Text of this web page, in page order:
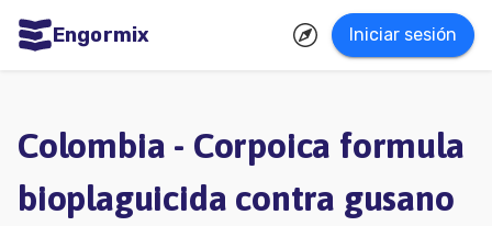
Engormix Iniciar sesión
Agricultura
Balanceados
Colombia - Corpoica formula
bioplaguicida contra gusano